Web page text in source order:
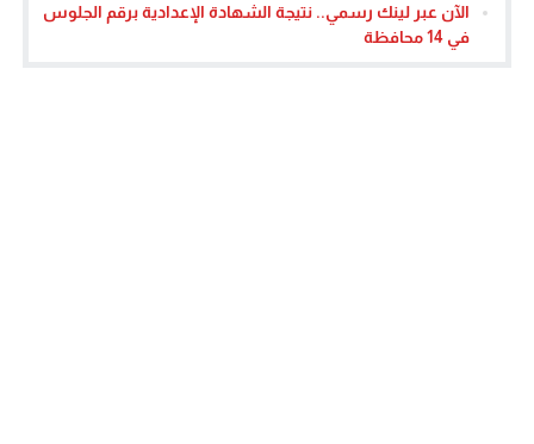
الآن عبر لينك رسمي.. نتيجة الشهادة الإعدادية برقم الجلوس
في 14 محافظة